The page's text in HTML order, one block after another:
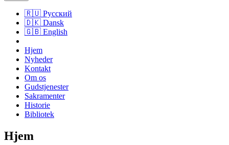
🇷🇺 Русский
🇩🇰 Dansk
🇬🇧 English
Hjem
Nyheder
Kontakt
Om os
Gudstjenester
Sakramenter
Historie
Bibliotek
Hjem